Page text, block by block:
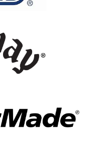
handicapées. Le
et aidant. Les
sont des
se ressent dans la